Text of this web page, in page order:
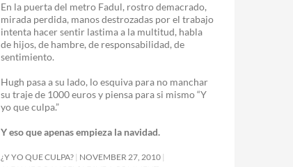
En la puerta del metro Fadul, rostro demacrado,
mirada perdida, manos destrozadas por el trabajo
intenta hacer sentir lastima a la multitud, habla
de hijos, de hambre, de responsabilidad, de
sentimiento.
Hugh pasa a su lado, lo esquiva para no manchar
su traje de 1000 euros y piensa para si mismo “Y
yo que culpa.”
Y eso que apenas empieza la navidad.
¿Y YO QUE CULPA? NOVEMBER 27, 2010